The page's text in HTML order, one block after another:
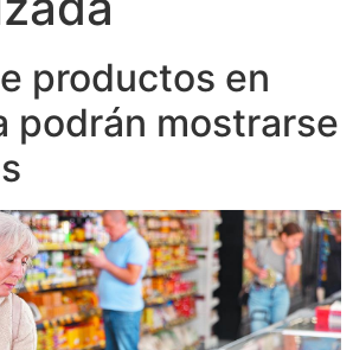
productos en
podrán mostrarse